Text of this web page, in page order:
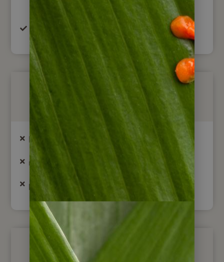
Reisepreissicherungsschein
Nicht im Preis enthalten
Internatinale Flüge
nicht aufgeführte Mahlzeiten, Getränke
persönliche Ausgaben, Trinkgelder
Optional buchbar